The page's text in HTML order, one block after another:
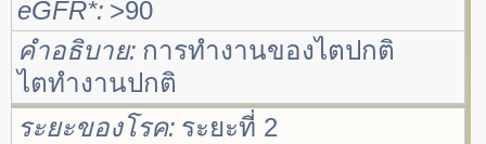
eGFR* >90
คำอธิบาย การทำงานของไตปกติ
ไตทำงานปกติ
ระยะของโรค ระยะที่ 2